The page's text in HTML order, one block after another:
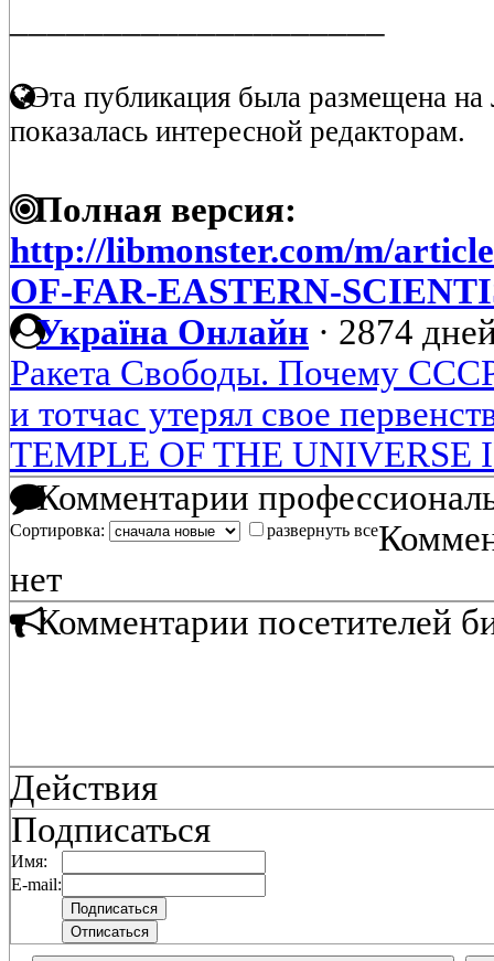
Эта публикация была размещена на
показалась интересной редакторам.
Полная версия:
http://libmonster.com/m/
OF-FAR-EASTERN-
Україна Онлайн · 2874
Ракета Свободы. Почему
и тотчас утерял свое
TEMPLE OF THE UNIVERSE
Комментарии
Сортировка: развернуть все
нет
Комментарии посетителей
Действия
Подписаться
Имя:
E-mail: